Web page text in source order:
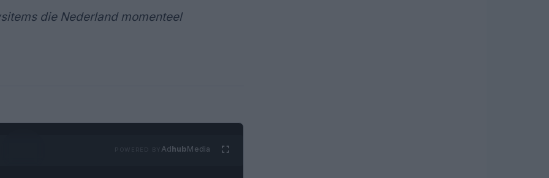
die Nederland momenteel
AdhubMedia